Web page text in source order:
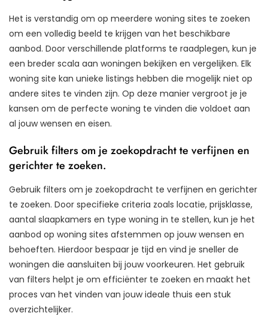
Het is verstandig om op meerdere woning sites te zoeken
om een volledig beeld te krijgen van het beschikbare
aanbod. Door verschillende platforms te raadplegen, kun je
een breder scala aan woningen bekijken en vergelijken. Elk
woning site kan unieke listings hebben die mogelijk niet op
andere sites te vinden zijn. Op deze manier vergroot je je
kansen om de perfecte woning te vinden die voldoet aan
al jouw wensen en eisen.
Gebruik filters om je zoekopdracht te verfijnen en
gerichter te zoeken.
Gebruik filters om je zoekopdracht te verfijnen en gerichter
te zoeken. Door specifieke criteria zoals locatie, prijsklasse,
aantal slaapkamers en type woning in te stellen, kun je het
aanbod op woning sites afstemmen op jouw wensen en
behoeften. Hierdoor bespaar je tijd en vind je sneller de
woningen die aansluiten bij jouw voorkeuren. Het gebruik
van filters helpt je om efficiënter te zoeken en maakt het
proces van het vinden van jouw ideale thuis een stuk
overzichtelijker.